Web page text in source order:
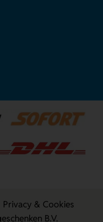
Privacy & Cookies
B.V.